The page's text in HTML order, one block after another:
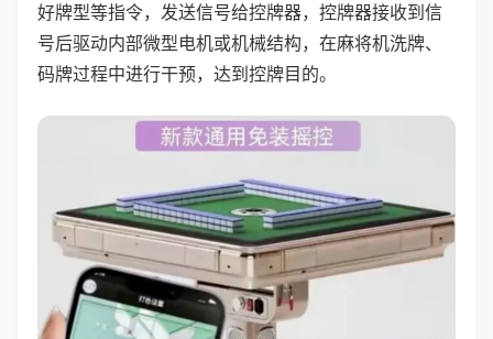
好牌型等指令，发送信号给控牌器，控牌器接收到信
号后驱动内部微型电机或机械结构，在麻将机洗牌、
码牌过程中进行干预，达到控牌目的。